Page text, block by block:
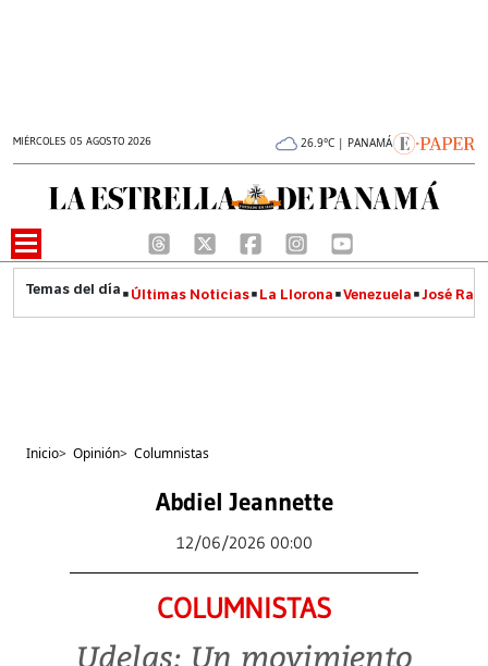
MIÉRCOLES 05 AGOSTO 2026 26.9°C | PANAMÁ
Últimas Noticias La Llorona Venezuela José
Inicio> Opinión> Columnistas
Abdiel Jeannette
12/06/2026 00:00
COLUMNISTAS
Udelas: Un movimiento